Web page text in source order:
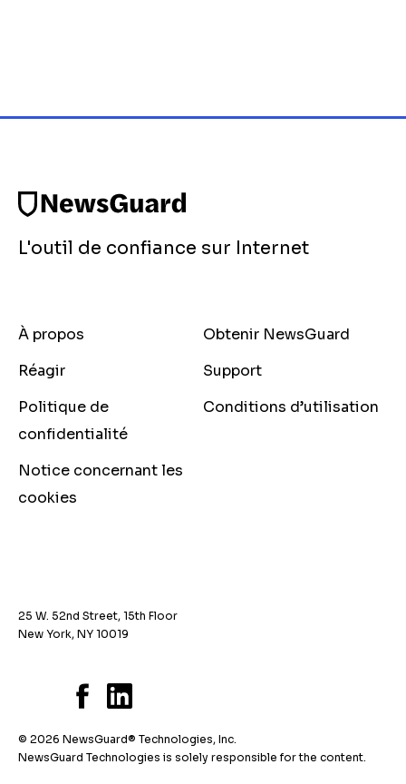
L'outil de confiance sur Internet
À propos
Obtenir NewsGuard
Réagir
Support
Politique de
confidentialité
Conditions d’utilisation
Notice concernant les
cookies
25 W. 52nd Street, 15th Floor
New York, NY 10019
© 2026 NewsGuard® Technologies, Inc.
NewsGuard Technologies is solely responsible for the content.